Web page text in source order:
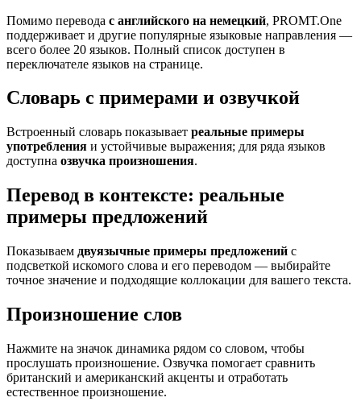
Помимо перевода с английского на немецкий, PROMT.One
поддерживает и другие популярные языковые направления —
всего более 20 языков. Полный список доступен в
переключателе языков на странице.
Словарь с примерами и озвучкой
Встроенный словарь показывает реальные примеры
употребления и устойчивые выражения; для ряда языков
доступна озвучка произношения.
Перевод в контексте: реальные
примеры предложений
Показываем двуязычные примеры предложений с
подсветкой искомого слова и его переводом — выбирайте
точное значение и подходящие коллокации для вашего текста.
Произношение слов
Нажмите на значок динамика рядом со словом, чтобы
прослушать произношение. Озвучка помогает сравнить
британский и американский акценты и отработать
естественное произношение.